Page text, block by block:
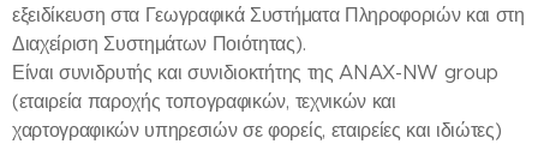
εξειδίκευση στα Γεωγραφικά Συστήματα Πληροφοριών και στη
Διαχείριση Συστημάτων Ποιότητας).
Είναι συνιδρυτής και συνιδιοκτήτης της ANAX-NW group
(εταιρεία παροχής τοπογραφικών, τεχνικών και
χαρτογραφικών υπηρεσιών σε φορείς, εταιρείες και ιδιώτες)